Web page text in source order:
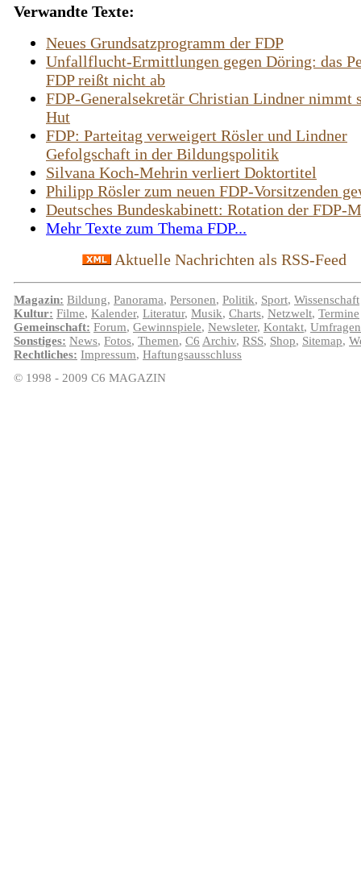
Verwandte Texte:
Neues Grundsatzprogramm der FDP
Unfallflucht-Ermittlungen gegen Döring: das
FDP reißt nicht ab
FDP-Generalsekretär Christian Lindner nimmt
Hut
FDP: Parteitag verweigert Rösler und Lindner
Gefolgschaft in der Bildungspolitik
Silvana Koch-Mehrin verliert Doktortitel
Philipp Rösler zum neuen FDP-Vorsitzenden
Deutsches Bundeskabinett: Rotation der FDP-
Mehr Texte zum Thema FDP...
Aktuelle Nachrichten als RSS-Feed
Magazin: Bildung, Panorama, Personen, Politik, Sport, Wissenschaft
Kultur: Filme, Kalender, Literatur, Musik, Charts, Netzwelt, Termine
Gemeinschaft: Forum, Gewinnspiele, Newsleter, Kontakt, Umfragen
Sonstiges: News, Fotos, Themen, C6 Archiv, RSS, Shop, Sitemap,
Rechtliches: Impressum, Haftungsausschluss
© 1998 - 2009 C6 MAGAZIN